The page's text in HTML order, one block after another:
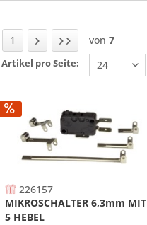
1 von 7
Artikel pro Seite:
226157
MIKROSCHALTER 6,3mm MIT
5 HEBEL